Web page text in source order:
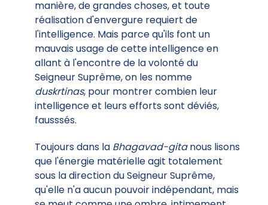
manière, de grandes choses, et toute
réalisation d'envergure requiert de
l'intelligence. Mais parce qu'ils font un
mauvais usage de cette intelligence en
allant à l'encontre de la volonté du
Seigneur Suprême, on les nomme
duskrtinas, pour montrer combien leur
intelligence et leurs efforts sont déviés,
fausssés.
Toujours dans la Bhagavad-gitanous lisons
que l'énergie matérielle agit totalement
sous la direction du Seigneur Suprême,
qu'elle n'a aucun pouvoir indépendant, mais